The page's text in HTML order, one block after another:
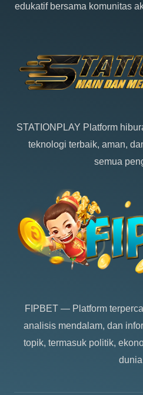
edukatif bersama komunitas
STATIONPLAY Platform
teknologi terbaik, aman,
semua
FIPBET — Platform
analisis mendalam, dan
topik, termasuk politik,